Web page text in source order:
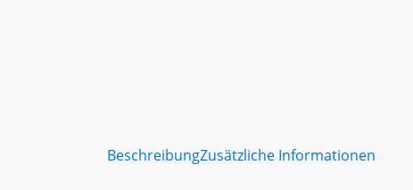
BeschreibungZusätzliche Informationen